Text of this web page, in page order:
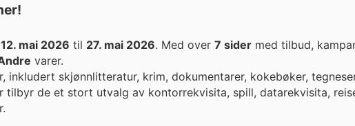
12. mai 2026 til 27. mai 2026. Med over 7 sider med tilbud,
varer.
inkludert skjønnlitteratur, krim, dokumentarer, kokebøker,
de et stort utvalg av kontorrekvisita, spill, datarekvisita,